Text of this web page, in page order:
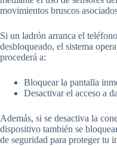
movimientos bruscos
Si un ladrón arranca el
desbloqueado, el sistema
procederá a:
Bloquear la pantalla
Desactivar el acceso a
Además, si se desactiva la
dispositivo también se
de seguridad para proteger tu